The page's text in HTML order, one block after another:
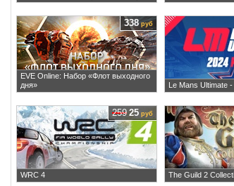
EVE Online: Набор «Флот выходного
дня»
338 руб
Le Mans Ultimate
WRC 4
259 25 руб
The Guild 2